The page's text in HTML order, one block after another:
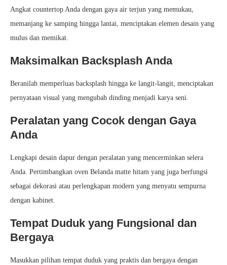
Angkat countertop Anda dengan gaya air terjun yang memukau,
memanjang ke samping hingga lantai, menciptakan elemen desain yang
mulus dan memikat.
Maksimalkan Backsplash Anda
Beranilah memperluas backsplash hingga ke langit-langit, menciptakan
pernyataan visual yang mengubah dinding menjadi karya seni.
Peralatan yang Cocok dengan Gaya
Anda
Lengkapi desain dapur dengan peralatan yang mencerminkan selera
Anda. Pertimbangkan oven Belanda matte hitam yang juga berfungsi
sebagai dekorasi atau perlengkapan modern yang menyatu sempurna
dengan kabinet.
Tempat Duduk yang Fungsional dan
Bergaya
Masukkan pilihan tempat duduk yang praktis dan bergaya dengan